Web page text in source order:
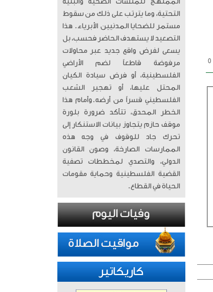
التحتية، وما يترتب على ذلك من سقوط
مستمر للضحايا المدنيين الأبرياء. ​ هذا
التصعيد لا يستهدف الحاضر فحسب، بل
يسعى لفرض واقع جديد عبر محاولات
مرفوضة قاطعاً لضم الأراضي
الفلسطينية، أو فرض سيادة الكيان
المحتل عليها، أو تهجير الشعب
الفلسطيني قسراً من أرضه. ​وأمام هذا
الخطر المحدق، تتأكد ضرورة بلورة
موقف حازم يتجاوز بيانات الاستنكار إلى
تحرك جاد للوقوف في وجه هذه
الممارسات الصارخة، وصون القانون
الدولي، والتصدي لمخططات تصفية
القضية الفلسطينية وحماية مقومات
الحياة في القطاع.
كاريكاتير